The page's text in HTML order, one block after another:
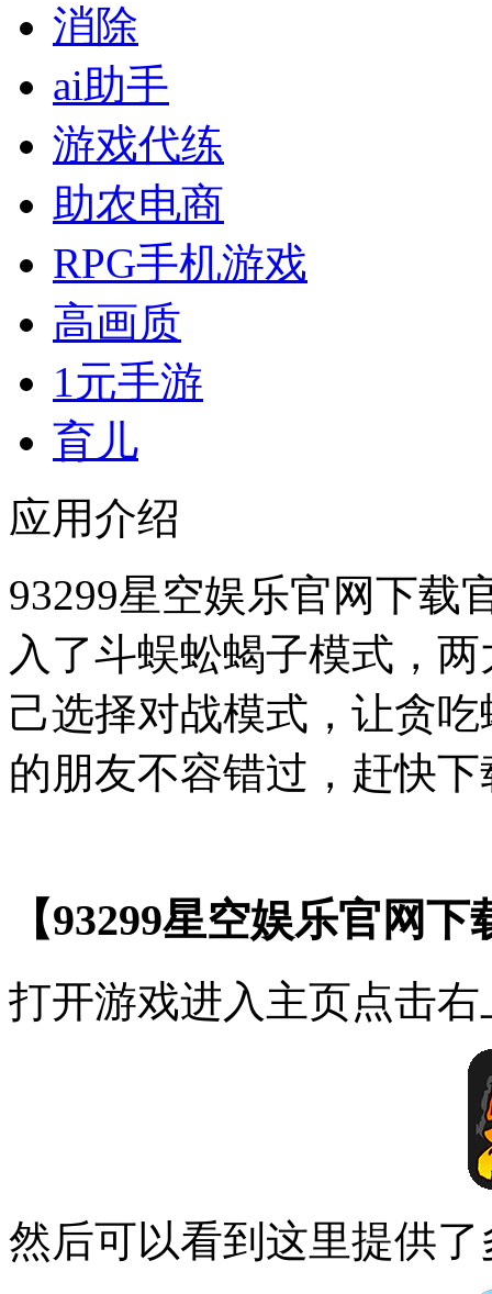
消除
ai助手
游戏代练
助农电商
RPG手机游戏
高画质
1元手游
育儿
应用介绍
93299星空娱乐官网下载
入了斗蜈蚣蝎子模式，
己选择对战模式，让贪
的朋友不容错过，赶快下
【93299星空娱乐官网
打开游戏进入主页点击
然后可以看到这里提供